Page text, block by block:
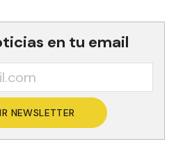
en tu email
NEWSLETTER